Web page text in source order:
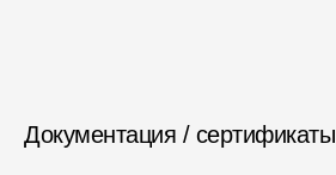
Документация / сертификаты